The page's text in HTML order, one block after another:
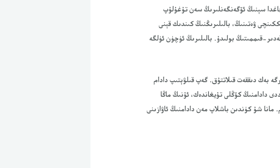
سېنىڭ ئۆگەنگەنلىرىڭ سەن تۇغۇلۇپ
ۋەتىنىڭ، بالىلىرىڭنىڭ كىندىك قېنى
قىممىتىڭ بولىدۇ. بالىلىرىڭ ئۈچۈن ئۈلگە
بەك دىققەت قىلاتتۇق. گەپ قىلۋېتىپ دادام
دادامنىڭ كۆڭلى تۇيغاندەك، ئۇنىڭ ماڭا
مانا شۇ كۈندىن باشلاپ مەن دادامنىڭ ئاۋازىنى